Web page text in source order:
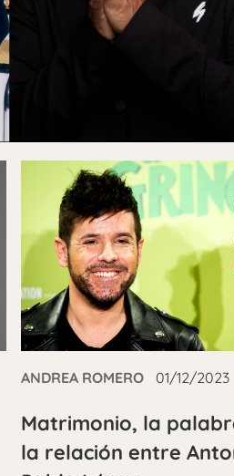
ANDREA ROMERO 01/12/2023
Matrimonio, la
la relación entre